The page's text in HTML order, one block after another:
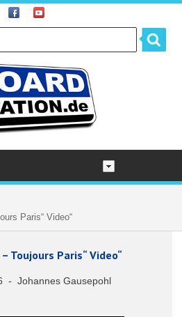
Paris“ Video“
Toujours Paris“ Video“
- Johannes Gausepohl